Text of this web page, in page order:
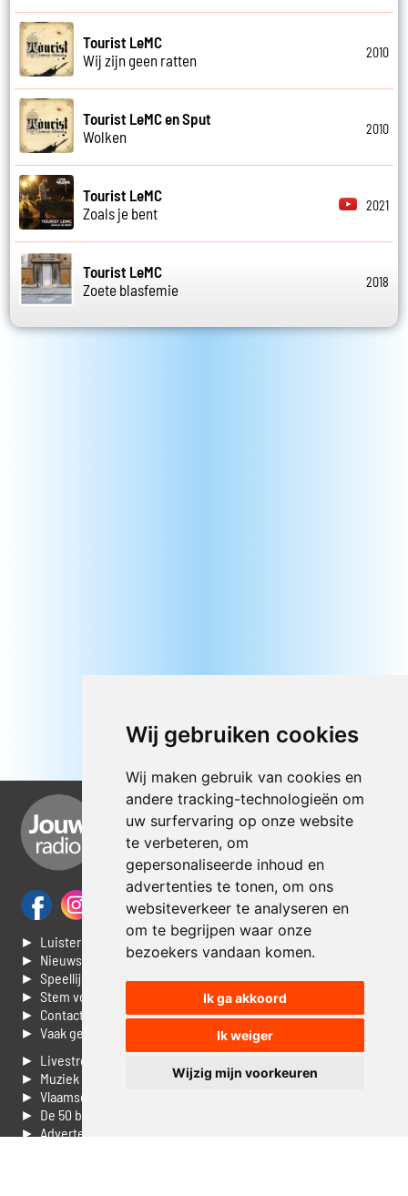
Wij gebruiken cookies
Wij maken gebruik van cookies en
andere tracking-technologieën om
uw surfervaring op onze website
te verbeteren, om
gepersonaliseerde inhoud en
advertenties te tonen, om ons
websiteverkeer te analyseren en
om te begrijpen waar onze
bezoekers vandaan komen.
Ik ga akkoord
Ik weiger
Wijzig mijn voorkeuren
Tourist LeMC
Wij zijn geen ratten
2010
Tourist LeMC en Sput
Wolken
2010
Tourist LeMC
Zoals je bent
2021
Tourist LeMC
Zoete blasfemie
2018
► Luisteren naar Jouwradio
► Nieuws
► Speellijst
► Stem voor de Dag top 3
► Contacteer ons
► Vaak gestelde vragen
► Livestream informatie
► Muziek opzoeken
► Vlaamse 100 Aller tijden
► De 50 beste van...
► Adverteren op Jouwradio